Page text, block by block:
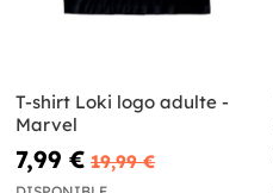
T-shirt Loki logo adulte -
Marvel
7,99 € 19,99 €